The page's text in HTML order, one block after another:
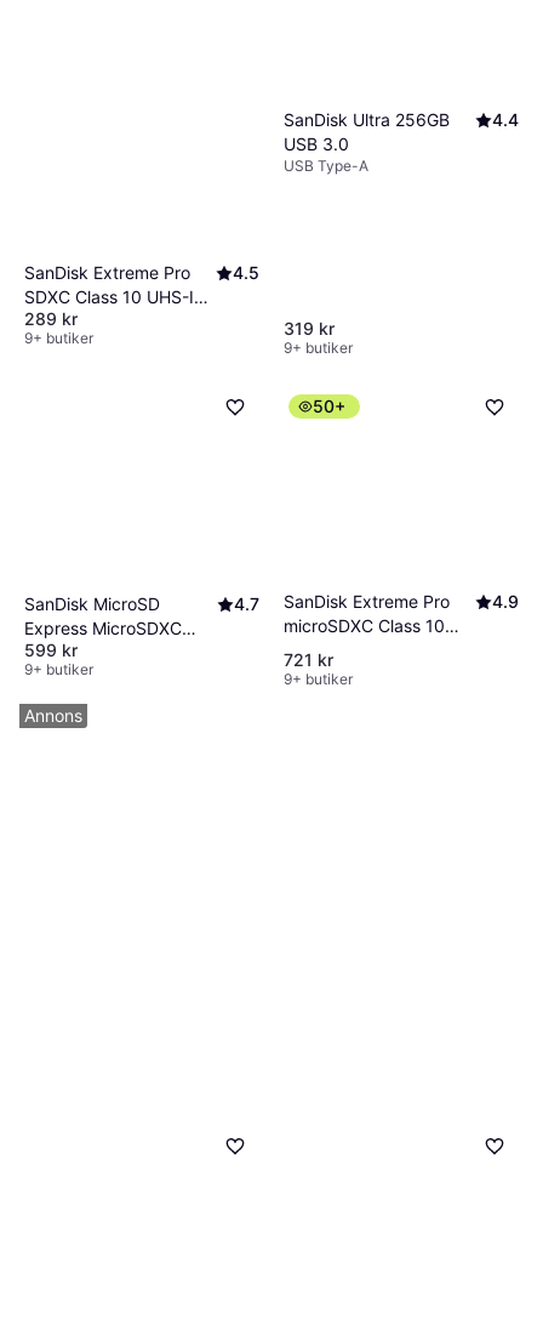
SanDisk Extreme Pro
SDXC Class 10 UHS-I
U3 V30 200/90MB/s
64GB
4.5
289 kr
9+ butiker
SanDisk Ultra 256GB
USB 3.0
4.4
USB Type-A
319 kr
9+ butiker
SanDisk MicroSD
Express MicroSDXC
Class 10 UHS-I U3
880/650MB/s 256GB
4.7
599 kr
9+ butiker
50+
SanDisk Extreme Pro
microSDXC Class 10
UHS-I U3 V30 A2
200/140MB/s 256GB
4.9
721 kr
9+ butiker
Annons